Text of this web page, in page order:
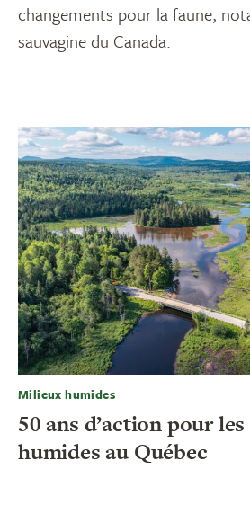
changements pour la faune,
sauvagine du Canada.
Milieux humides
50 ans d’action pour
humides au Québec